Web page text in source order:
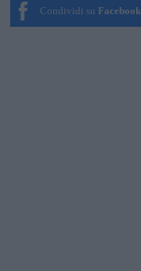
Condividi su Facebook